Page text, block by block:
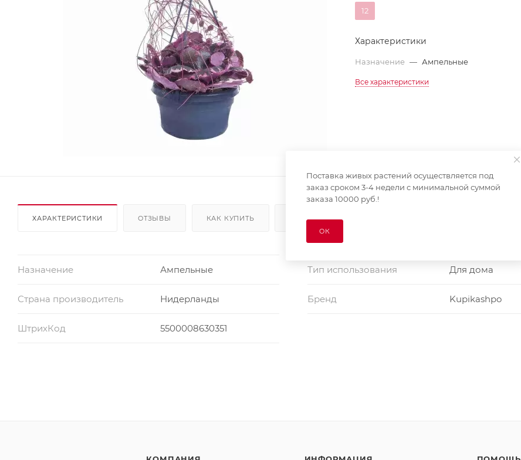
12
Характеристики
Назначение — Ампельные
Все характеристики
ХАРАКТЕРИСТИКИ ОТЗЫВЫ КАК КУПИТЬ ОПЛАТА
Назначение Ампельные Тип использования Для дома
Страна производитель Нидерланды Бренд Kupikashpo
ШтрихКод 5500008630351
Поставка живых растений осуществляется под
заказ сроком 3-4 недели с минимальной суммой
заказа 10000 руб.!
ОК